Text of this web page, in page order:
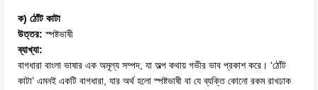
ক) ঠোঁট কাটা
উত্তর: স্পষ্টভাষী
ব্যাখ্যা:
বাগধারা বাংলা ভাষার এক অমূল্য সম্পদ, যা অল্প কথায় গভীর ভাব প্রকাশ করে। ‘ঠোঁট
কাটা’ এমনই একটি বাগধারা, যার অর্থ হলো স্পষ্টভাষী বা যে ব্যক্তি কোনো রকম রাখঢাক